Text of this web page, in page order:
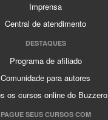
Imprensa
Central de atendimento
DESTAQUES
Programa de afiliado
Comunidade para autores
os cursos online do Buzzero
PAGUE SEUS CURSOS COM